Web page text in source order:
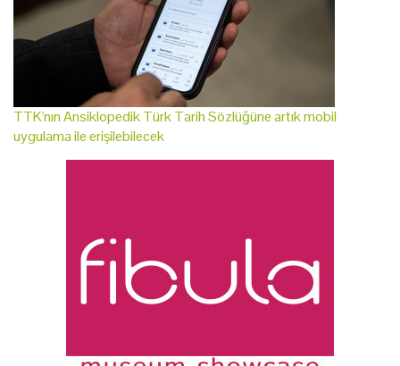
TTK'nın Ansiklopedik Türk Tarih Sözlüğüne artık mobil
uygulama ile erişilebilecek